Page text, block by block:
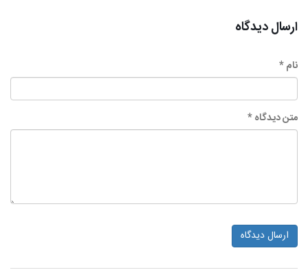
ارسال دیدگاه
نام *
متن دیدگاه *
ارسال دیدگاه